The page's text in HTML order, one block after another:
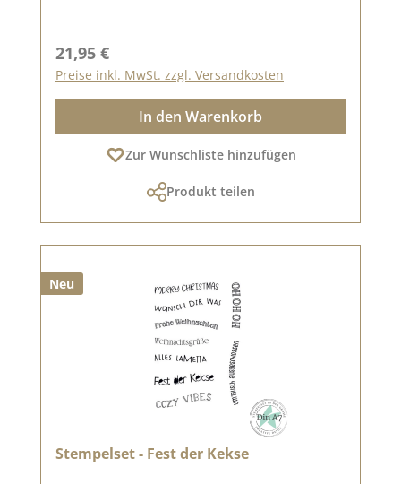
Regulärer Preis:
21,95 €
Preise inkl. MwSt. zzgl. Versandkosten
In den Warenkorb
Zur Wunschliste hinzufügen
Produkt teilen
Neu
Stempelset - Fest der Kekse